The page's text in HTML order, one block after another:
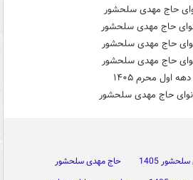
حاج مهدی سلحشور
حاج مهدی سلحشور
حاج مهدی سلحشور
حاج مهدی سلحشور
محرم ۱۴۰۵
حاج مهدی سلحشور
1405
حاج مهدی سلحشور